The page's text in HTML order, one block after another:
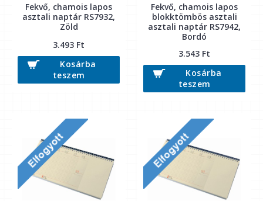
Fekvő, chamois lapos
asztali naptár RS7932,
Zöld
3.493 Ft
Kosárba
teszem
Fekvő, chamois lapos
blokktömbös asztali
asztali naptár RS7942,
Bordó
3.543 Ft
Kosárba
teszem